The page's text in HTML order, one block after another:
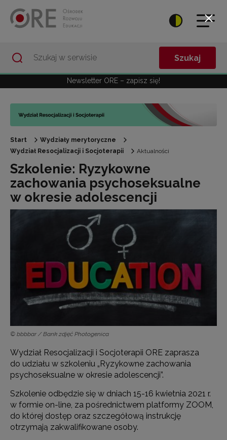
Szukaj
Newsletter ORE – zapisz się!
Start
Wydziały merytoryczne
Wydział Resocjalizacji i Socjoterapii
Aktualności
Szkolenie: Ryzykowne
zachowania psychoseksualne
w okresie adolescencji
© bbbbar / Bank zdjęć Photogenica
Wydział Resocjalizacji i Socjoterapii ORE zaprasza
do udziału w szkoleniu „Ryzykowne zachowania
psychoseksualne w okresie adolescencji”.
Szkolenie odbędzie się w dniach 15-16 kwietnia 2021 r.
w formie on-line, za pośrednictwem platformy ZOOM,
do której dostęp oraz szczegółową instrukcję
otrzymają zakwalifikowane osoby.